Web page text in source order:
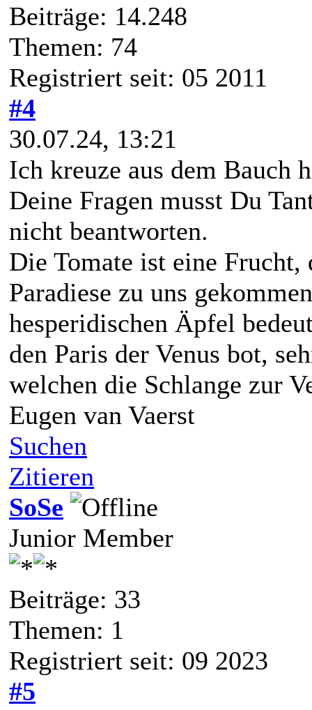
Beiträge: 14.248
Themen: 74
Registriert seit: 05 2011
#4
30.07.24, 13:21
Ich kreuze aus dem Bauch
Deine Fragen musst Du
nicht beantworten.
Die Tomate ist eine
Paradiese zu uns
hesperidischen Äpfel
den Paris der Venus bot,
welchen die Schlange zur
Eugen van Vaerst
Suchen
Zitieren
SoSe
Junior Member
Beiträge: 33
Themen: 1
Registriert seit: 09 2023
#5